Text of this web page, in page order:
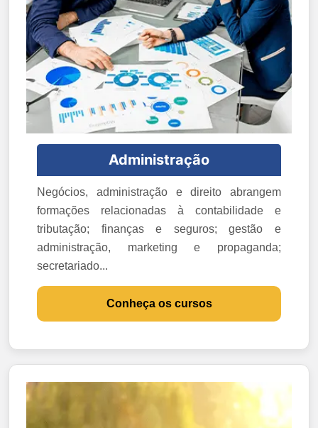
Administração
Negócios, administração e direito abrangem
formações relacionadas à contabilidade e
tributação; finanças e seguros; gestão e
administração, marketing e propaganda;
secretariado...
Conheça os cursos